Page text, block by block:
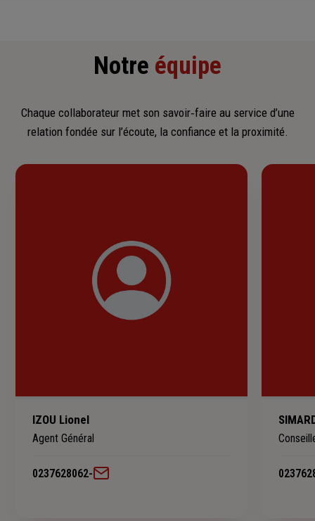
Notre équipe
Chaque collaborateur met son savoir‑faire au service d’une
relation fondée sur l’écoute, la confiance et la proximité.
IZOU Lionel
Agent Général
0237628062-